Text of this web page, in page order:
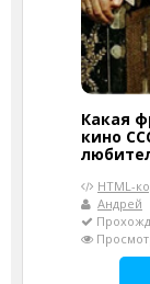
Какая
кино
HTML-
Андрей